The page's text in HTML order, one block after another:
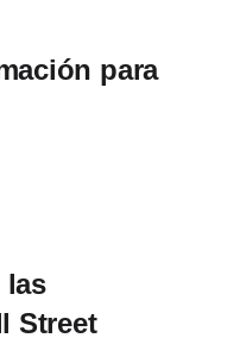
para
las
Street